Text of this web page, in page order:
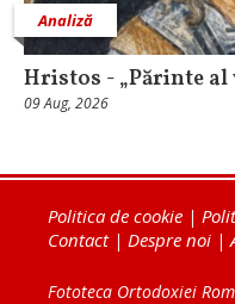
Analiză
Hristos - „Părinte al
09 Aug, 2026
Politica de cookie |
Contact| Despre noi |
Fototeca Ortodoxiei